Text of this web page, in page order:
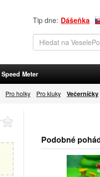
Tip dne: Dášeňka
Speed Meter
Pro holky Pro kluky Večerníčky
Podobné